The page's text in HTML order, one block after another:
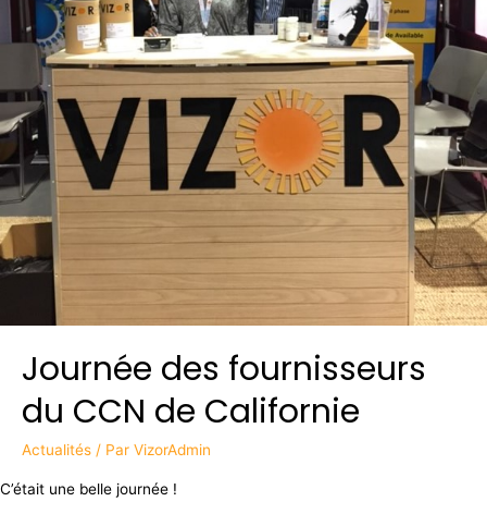
Journée des fournisseurs
du CCN de Californie
Actualités / Par VizorAdmin
C’était une belle journée !